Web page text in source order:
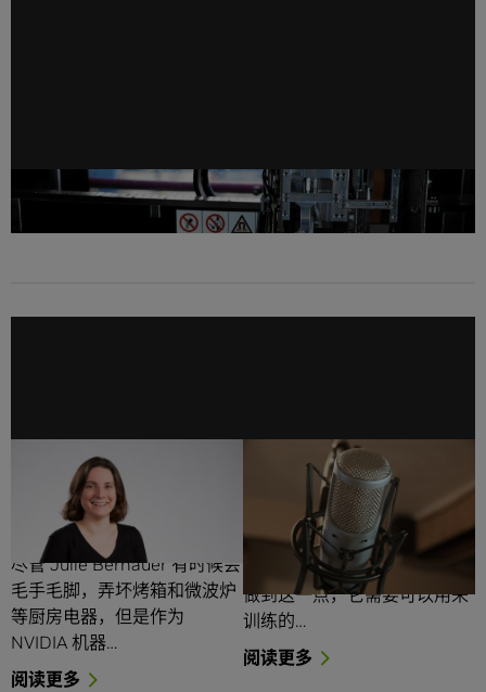
NVIDIA 扩展 Agent Toolkit，集成 PhysicsNeMo 与
CUDA-X 库，重塑全球工程、设计与制造方式
NVIDIA 的 Julie
Bernauer 谈论如何打造运
行速度排名全球第五的超
级计算机 Selene
尽管 Julie Bernauer 有时候会
毛手毛脚，弄坏烤箱和微波炉
等厨房电器，但是作为
NVIDIA 机器…
阅读更多
怎么了，医生？人工智能
初创企业给予病人力量
当应用于医疗保健领域时，人
工智能有望助力实现更好的医
疗预测和更快的医疗改进。要
做到这一点，它需要可以用来
训练的…
阅读更多